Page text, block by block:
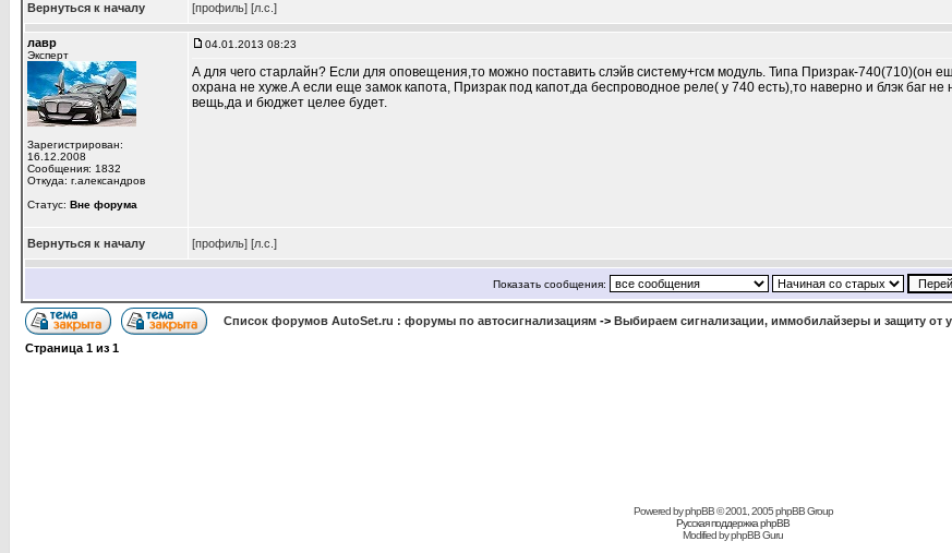
Вернуться к началу [профиль] [л.с.]
лавр
Эксперт
Зарегистрирован:
16.12.2008
Сообщения: 1832
Откуда: г.александров
Статус: Вне форума
04.01.2013 08:23
А для чего старлайн? Если для оповещения,то можно поставить слэйв систему+гсм модуль. Типа Призрак-740(710)(он
охрана не хуже.А если еще замок капота, Призрак под капот,да беспроводное реле( у 740 есть),то наверно и блэк баг
вещь,да и бюджет целее будет.
Вернуться к началу [профиль] [л.с.]
Показать сообщения:
Список форумов AutoSet.ru : форумы по автосигнализациям -> Выбираем сигнализации, иммобилайзеры и защиту от
Страница 1 из 1
Powered byphpBB© 2001, 2005 phpBB Group
Русская поддержка phpBB
Modified byphpBB Guru